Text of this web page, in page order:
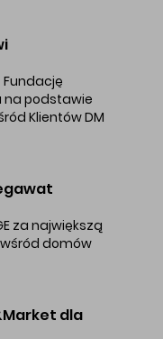
na podstawie
Klientów DM
za największą
domów
dla